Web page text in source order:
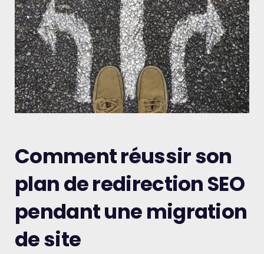
Comment réussir son
plan de redirection SEO
pendant une migration
de site